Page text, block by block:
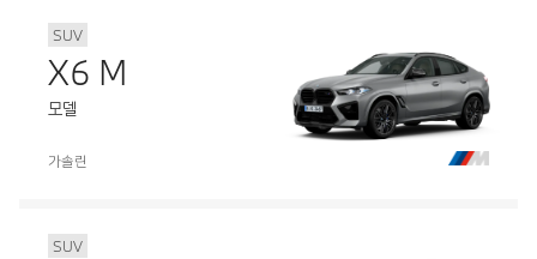
SUV
X6 M
모델
가솔린
SUV